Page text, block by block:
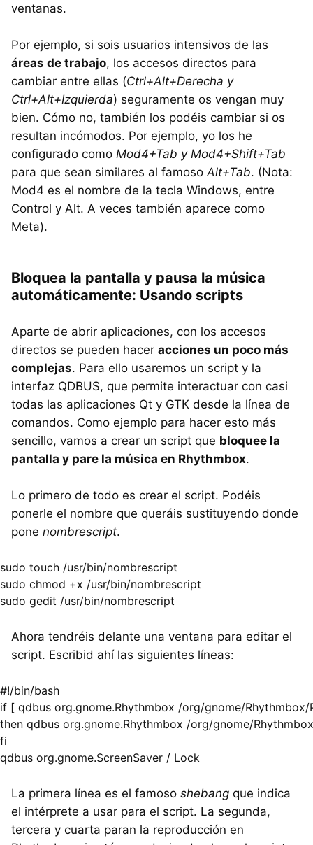
ventanas.
Por ejemplo, si sois usuarios intensivos de las
áreas de trabajo, los accesos directos para
cambiar entre ellas (Ctrl+Alt+Derecha y
Ctrl+Alt+Izquierda) seguramente os vengan muy
bien. Cómo no, también los podéis cambiar si os
resultan incómodos. Por ejemplo, yo los he
configurado como Mod4+Tab y Mod4+Shift+Tab
para que sean similares al famoso Alt+Tab. (Nota:
Mod4 es el nombre de la tecla Windows, entre
Control y Alt. A veces también aparece como
Meta).
Bloquea la pantalla y pausa la música
automáticamente: Usando scripts
Aparte de abrir aplicaciones, con los accesos
directos se pueden hacer acciones un poco más
complejas. Para ello usaremos un script y la
interfaz QDBUS, que permite interactuar con casi
todas las aplicaciones Qt y GTK desde la línea de
comandos. Como ejemplo para hacer esto más
sencillo, vamos a crear un script que bloquee la
pantalla y pare la música en Rhythmbox.
Lo primero de todo es crear el script. Podéis
ponerle el nombre que queráis sustituyendo donde
pone nombrescript.
sudo touch /usr/bin/nombrescript
sudo chmod +x /usr/bin/nombrescript
Ahora tendréis delante una ventana para editar el
script. Escribid ahí las siguientes líneas:
#!/bin/bash
if [ qdbus org.gnome.Rhythmbox /org/gnome/Rhythmbox/
then qdbus org.gnome.Rhythmbox /org/gnome/
fi
La primera línea es el famoso shebang que indica
el intérprete a usar para el script. La segunda,
tercera y cuarta paran la reproducción en